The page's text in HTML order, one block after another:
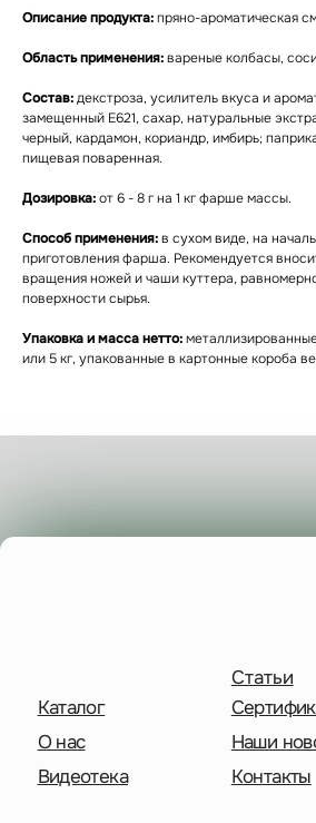
Описание продукта:пряно-ароматическая
Область применения:вареные колбасы,
Состав:декстроза, усилитель вкуса и
замещенный Е621, сахар, натуральные
черный, кардамон, кориандр, имбирь;
пищевая поваренная.
Дозировка:от 6 - 8 г на 1 кг фарше массы.
Способ применения:в сухом виде, на
приготовления фарша. Рекомендуется
вращения ножей и чаши куттера,
поверхности сырья.
Упаковка и масса нетто:
или 5 кг, упакованные в картонные короба
Каталог Сертификаты
Пн-чт: 8:00-17:00
Отправить сообщение